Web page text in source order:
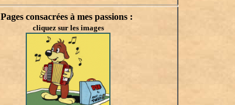
Pages consacrées à mes passions :
cliquez sur les images